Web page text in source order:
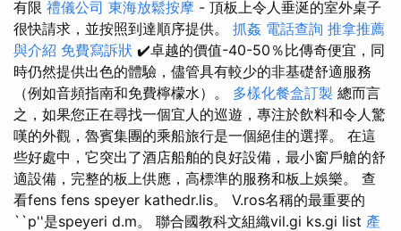
有限 禮儀公司 東海放鬆按摩 - 頂板上令人垂涎的室外桌子
很快請求，並按照到達順序提供。 抓姦 電話查詢 推拿推薦
與介紹 免費寫訴狀 ✔️卓越的價值-40-50％比傳奇便宜，同
時仍然提供出色的體驗，儘管具有較少的非基礎舒適服務
（例如音頻指南和免費檸檬水）。 多樣化餐盒訂製 總而言
之，如果您正在尋找一個宜人的巡遊，專注於飲料和令人驚
嘆的外觀，魯賓集團的乘船旅行是一個絕佳的選擇。 在這
些好處中，它突出了酒店船舶的良好設備，最小窗戶艙的舒
適設備，完整的板上供應，高標準的服務和板上娛樂。 查
看fens fens speyer kathedr.lis。 V.ros名稱的最重要的
``p''是speyeri d.m。 聯合國教科文組織vil.gi ks.gi list 產